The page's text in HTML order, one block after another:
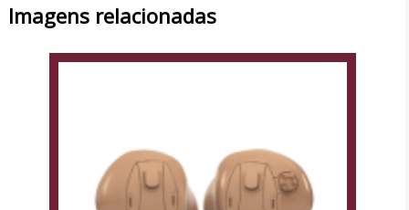
Imagens relacionadas